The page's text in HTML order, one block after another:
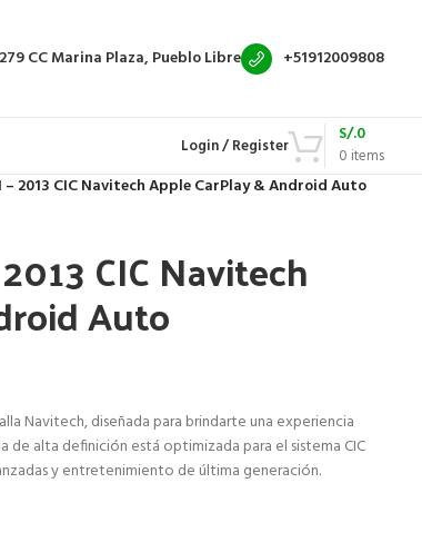
CC Marina Plaza, Pueblo Libre +51912009808
Login / Register 0 items
S/.0
– 2013 CIC Navitech Apple CarPlay & Android Auto
CIC Navitech
Auto
Navitech, diseñada para brindarte una experiencia
alta definición está optimizada para el sistema CIC
y entretenimiento de última generación.